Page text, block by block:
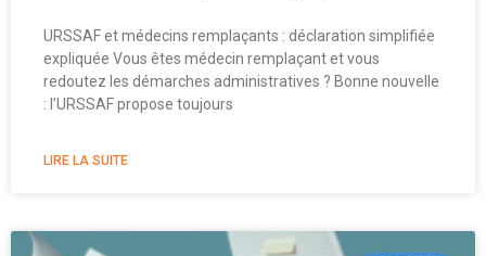
URSSAF et médecins remplaçants : déclaration simplifiée
expliquée Vous êtes médecin remplaçant et vous
redoutez les démarches administratives ? Bonne nouvelle
: l’URSSAF propose toujours
LIRE LA SUITE